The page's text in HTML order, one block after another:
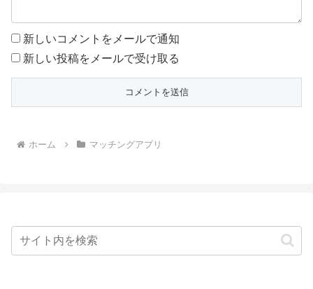
新しいコメントをメールで通知
新しい投稿をメールで受け取る
ホーム マッチングアプリ